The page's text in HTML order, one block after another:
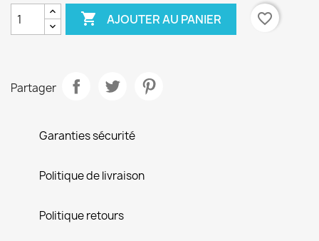
 AJOUTER AU PANIER favorite_border
Partager
Garanties sécurité
Politique de livraison
Politique retours